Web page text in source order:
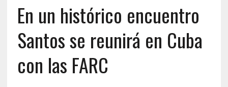
En un histórico encuentro
Santos se reunirá en Cuba
con las FARC